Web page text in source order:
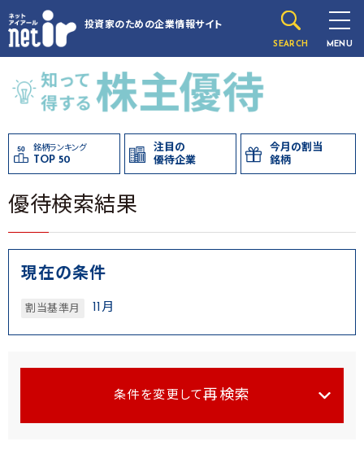
投資家のための企業情報サイト
SEARCH MENU
銘柄ランキング
TOP 50
注目の
優待企業
今月の割当
銘柄
優待検索結果
現在の条件
割当基準月 11月
条件を変更して 再検索